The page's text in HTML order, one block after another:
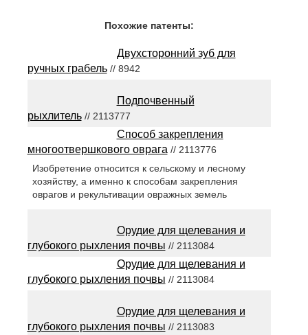
Похожие патенты:
Двухсторонний зуб для
ручных грабель// 8942
Подпочвенный
рыхлитель// 2113777
Способ закрепления
многоотвершкового оврага // 2113776
Изобретение относится к сельскому и лесному
хозяйству, а именно к способам закрепления
оврагов и рекультивации овражных земель
Орудие для щелевания и
глубокого рыхления почвы // 2113084
Орудие для щелевания и
глубокого рыхления почвы // 2113084
Орудие для щелевания и
глубокого рыхления почвы // 2113083